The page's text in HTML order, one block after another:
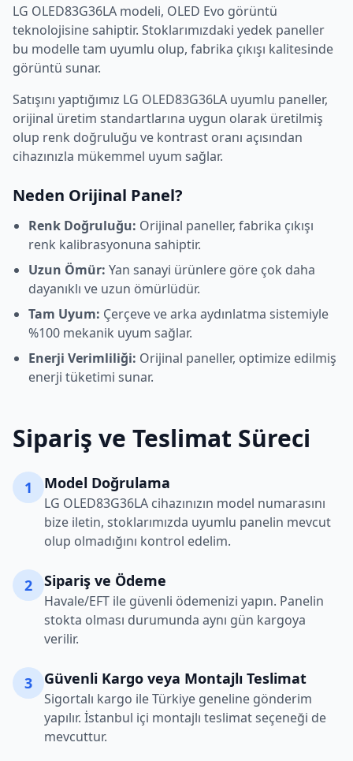
LG OLED83G36LA modeli, OLED Evo görüntü
teknolojisine sahiptir. Stoklarımızdaki yedek paneller
bu modelle tam uyumlu olup, fabrika çıkışı kalitesinde
görüntü sunar.
Satışını yaptığımız LG OLED83G36LA uyumlu paneller,
orijinal üretim standartlarına uygun olarak üretilmiş
olup renk doğruluğu ve kontrast oranı açısından
cihazınızla mükemmel uyum sağlar.
Neden Orijinal Panel?
Renk Doğruluğu: Orijinal paneller, fabrika çıkışı
renk kalibrasyonuna sahiptir.
Uzun Ömür: Yan sanayi ürünlere göre çok daha
dayanıklı ve uzun ömürlüdür.
Tam Uyum: Çerçeve ve arka aydınlatma sistemiyle
%100 mekanik uyum sağlar.
Enerji Verimliliği: Orijinal paneller, optimize edilmiş
enerji tüketimi sunar.
Sipariş ve Teslimat Süreci
1 Model Doğrulama
LG OLED83G36LA cihazınızın model numarasını
bize iletin, stoklarımızda uyumlu panelin mevcut
olup olmadığını kontrol edelim.
2 Sipariş ve Ödeme
Havale/EFT ile güvenli ödemenizi yapın. Panelin
stokta olması durumunda aynı gün kargoya
verilir.
3 Güvenli Kargo veya Montajlı Teslimat
Sigortalı kargo ile Türkiye geneline gönderim
yapılır. İstanbul içi montajlı teslimat seçeneği de
mevcuttur.